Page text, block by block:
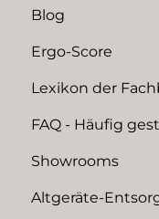
Blog
Ergo-Score
Lexikon der
FAQ - Häufig
Showrooms
Altgeräte-